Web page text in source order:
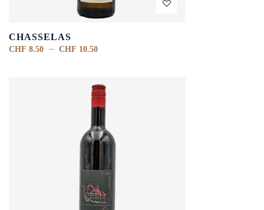
CHASSELAS
CHF 8.50 – CHF 10.50